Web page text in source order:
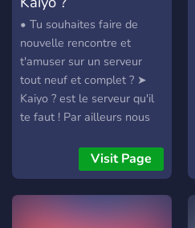
• Tu souhaites faire de
nouvelle rencontre et
t'amuser sur un serveur
tout neuf et complet ? ➤
Kaiyo ? est le serveur qu'il
te faut ! Par ailleurs nous
staff et des serveurs pour
Visit Page